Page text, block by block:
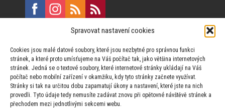
Spravovat nastavení cookies
Cookies jsou malé datové soubory, které jsou nezbytné pro správnou funkci
stránek, a které proto umísťujeme na Váš počítač tak, jako většina internetových
stránek. Jedná se o textové soubory, které internetové stránky ukládají na Váš
počítač nebo mobilní zařízení v okamžiku, kdy tyto stránky začnete využívat.
Stránky si tak na určitou dobu zapamatují úkony a nastavení, které jste na nich
provedli. Tyto údaje tedy nemusíte zadávat znovu při opětovné návštěvě stránek a
přechodem mezi jednotlivými sekcemi webu.
Vinohradská 190, 130 00 Praha 3
Za publikovaný obsah odpovídají jednotliví autoři.